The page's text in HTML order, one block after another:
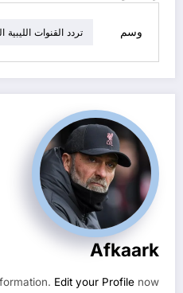
وسم تردد القنوات الليبية
Afkaark
Edit your Profile now.